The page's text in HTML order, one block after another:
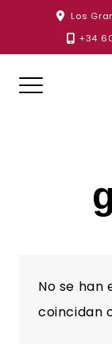
content
Los
+34
No se
coincidan